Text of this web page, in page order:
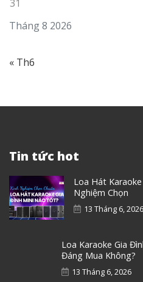
Tháng 8 2026
31
« Th6
Tin tức hot
Loa Hát
Nghiệm Chọn
13 Tháng 6, 2026
Loa Karaoke Gia
Đáng Mua Không?
13 Tháng 6, 2026